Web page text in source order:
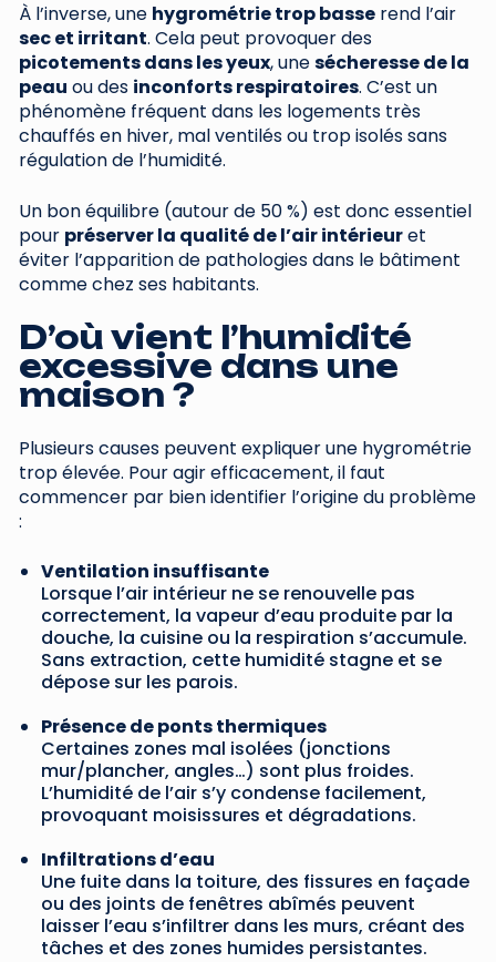
À l’inverse, une hygrométrie trop basse rend l’air
sec et irritant. Cela peut provoquer des
picotements dans les yeux, unesécheresse de la
peau ou des inconforts respiratoires. C’est un
phénomène fréquent dans les logements très
chauffés en hiver, mal ventilés ou trop isolés sans
régulation de l’humidité.
Un bon équilibre (autour de 50 %) est donc essentiel
pour préserver la qualité de l’air intérieuret
éviter l’apparition de pathologies dans le bâtiment
comme chez ses habitants.
D’où vient l’humidité
excessive dans une
maison ?
Plusieurs causes peuvent expliquer une hygrométrie
trop élevée. Pour agir efficacement, il faut
commencer par bien identifier l’origine du problème
:
Ventilation insuffisante
Lorsque l’air intérieur ne se renouvelle pas
correctement, la vapeur d’eau produite par la
douche, la cuisine ou la respiration s’accumule.
Sans extraction, cette humidité stagne et se
dépose sur les parois.
Présence de ponts thermiques
Certaines zones mal isolées (jonctions
mur/plancher, angles…) sont plus froides.
L’humidité de l’air s’y condense facilement,
provoquant moisissures et dégradations.
Infiltrations d’eau
Une fuite dans la toiture, des fissures en façade
ou des joints de fenêtres abîmés peuvent
laisser l’eau s’infiltrer dans les murs, créant des
tâches et des zones humides persistantes.